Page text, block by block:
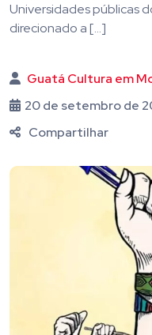
Universidades públicas
direcionado a […]
Guatá Cultura em
20 de setembro de
Compartilhar